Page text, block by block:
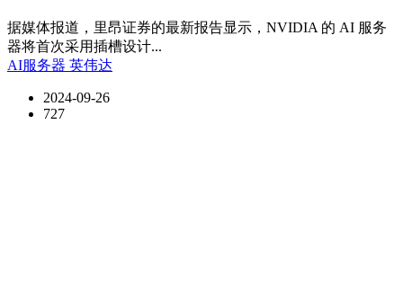
据媒体报道，里昂证券的最新报告显示，NVIDIA 的 AI 服务
器将首次采用插槽设计...
AI服务器 英伟达
2024-09-26
727